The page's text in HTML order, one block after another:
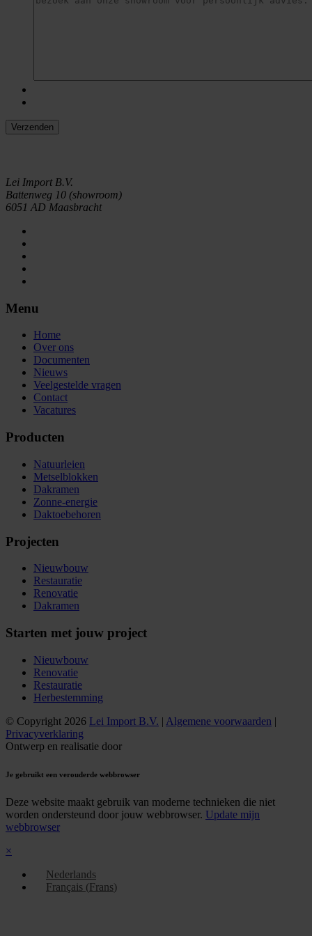
Verzenden
Lei Import B.V.
Battenweg 10 (showroom)
6051 AD Maasbracht
Menu
Home
Over ons
Documenten
Nieuws
Veelgestelde vragen
Contact
Vacatures
Producten
Natuurleien
Metselblokken
Dakramen
Zonne-energie
Daktoebehoren
Projecten
Nieuwbouw
Restauratie
Renovatie
Dakramen
Starten met jouw project
Nieuwbouw
Renovatie
Restauratie
Herbestemming
© Copyright 2026 Lei Import B.V. | Algemene voorwaarden |
Privacyverklaring
Ontwerp en realisatie door
Je gebruikt een verouderde webbrowser
Deze website maakt gebruik van moderne technieken die niet
worden ondersteund door jouw webbrowser. Update mijn
webbrowser
×
Nederlands
Français (Frans)